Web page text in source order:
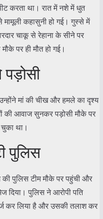
करता था। रात में नशे में धुत
मामूली कहासुनी हो गई। गुस्से में
चाकू से रेहाना के सीने पर
पर ही मौत हो गई।
मां की चीख और हमले का दृश्य
की आवाज सुनकर पड़ोसी मौके पर
था।
पुलिस
की पुलिस टीम मौके पर पहुंची और
दिया। पुलिस ने आरोपी पति
कर लिया है और उसकी तलाश कर